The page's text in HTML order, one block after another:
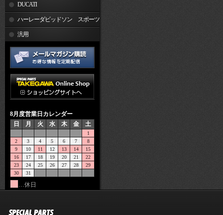
DUCATI
ハーレーダビッドソン スポーツ
スター汎用
8月度営業日カレンダー
日
月 火 水 木 金 土
1
2
3 4 5 6 7
8
9
10 11 12 13 14
15
16
17 18 19 20 21
22
23
24 25 26 27 28
29
30
31
…休日